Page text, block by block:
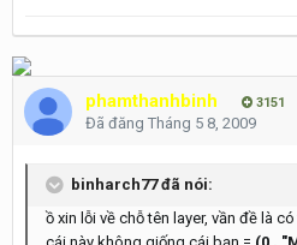
phamthanhbinh 3151
Đã đăng Tháng 5 8, 2009
binharch77 đã nói:
ồ xin lỗi về chỗ tên layer, vần đề là